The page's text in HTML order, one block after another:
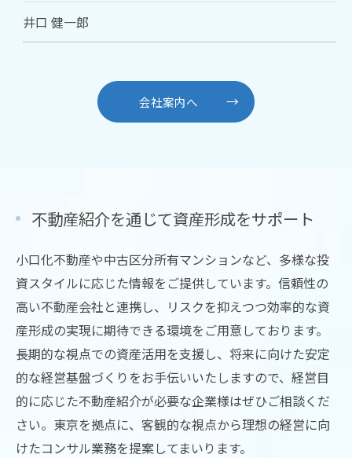
井口 健一郎
会社案内へ
不動産紹介を通じて資産形成をサポート
小口化不動産や中古区分所有マンションなど、多様な投
資スタイルに応じた情報をご提供しています。信頼性の
高い不動産会社と連携し、リスクを抑えつつ効率的な資
産形成の実現に期待できる環境をご用意しております。
長期的な視点での資産活用を支援し、将来に向けた安定
的な経営基盤づくりをお手伝いいたしますので、経営目
的に応じた不動産紹介が必要な企業様はぜひご相談くだ
さい。東京を拠点に、客観的な視点から理想の経営に向
けたコンサル業務を提案してまいります。